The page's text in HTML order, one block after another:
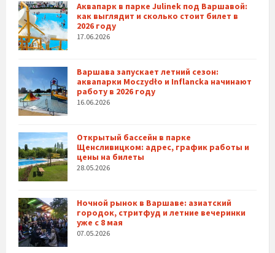
Аквапарк в парке Julinek под Варшавой:
как выглядит и сколько стоит билет в
2026 году
17.06.2026
Варшава запускает летний сезон:
аквапарки Moczydło и Inflancka начинают
работу в 2026 году
16.06.2026
Открытый бассейн в парке
Щенсливицком: адрес, график работы и
цены на билеты
28.05.2026
Ночной рынок в Варшаве: азиатский
городок, стритфуд и летние вечеринки
уже с 8 мая
07.05.2026